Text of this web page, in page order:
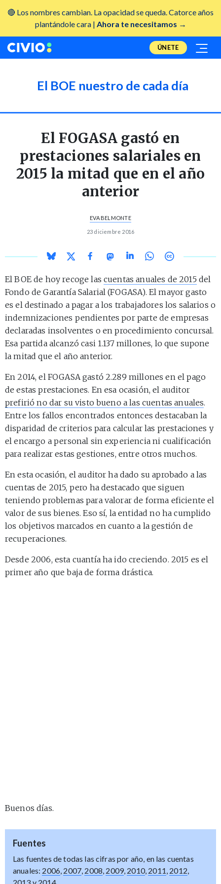
🔴 Los nombres cambian. La opacidad se queda. Catorce años
plantándole cara | Ahora te necesitamos →
ÚNETE
El BOE nuestro de cada día
El FOGASA gastó en
prestaciones salariales en
2015 la mitad que en el año
anterior
EVA BELMONTE
23 diciembre 2016
El BOE de hoy recoge lascuentas anuales de 2015del
Fondo de Garantía Salarial (FOGASA). El mayor gasto
es el destinado a pagar a los trabajadores los salarios o
indemnizaciones pendientes por parte de empresas
declaradas insolventes o en procedimiento concursal.
Esa partida alcanzó casi 1.137 millones, lo que supone
la mitad que el año anterior.
En 2014, el FOGASA gastó 2.289 millones en el pago
de estas prestaciones. En esa ocasión, el auditor
prefirió no dar su visto bueno a las cuentas anuales.
Entre los fallos encontrados entonces destacaban la
disparidad de criterios para calcular las prestaciones y
el encargo a personal sin experiencia ni cualificación
para realizar estas gestiones, entre otros muchos.
En esta ocasión, el auditor ha dado su aprobado a las
cuentas de 2015, pero ha destacado que siguen
teniendo problemas para valorar de forma eficiente el
valor de sus bienes. Eso sí, la entidad no ha cumplido
los objetivos marcados en cuanto a la gestión de
recuperaciones.
Desde 2006, esta cuantía ha ido creciendo. 2015 es el
primer año que baja de forma drástica.
Buenos días.
Fuentes
Las fuentes de todas las cifras por año, en las cuentas
anuales: 2006 2007 2008 2009, 2010, 2011 2012
2013 y 2014